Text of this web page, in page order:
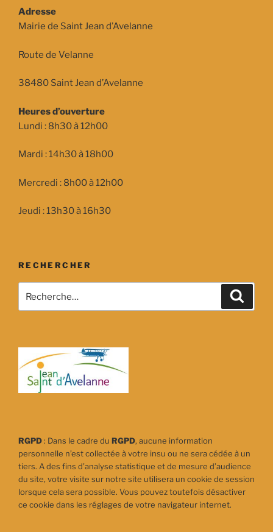
Adresse
Mairie de Saint Jean d’Avelanne
Route de Velanne
38480 Saint Jean d’Avelanne
Heures d’ouverture
Lundi : 8h30 à 12h00
Mardi : 14h30 à 18h00
Mercredi : 8h00 à 12h00
Jeudi : 13h30 à 16h30
RECHERCHER
pour
RGPD: Dans le cadre du RGPD, aucune information
personnelle n’est collectée à votre insu ou ne sera cédée à un
tiers. A des fins d’analyse statistique et de mesure d’audience
du site, votre visite sur notre site utilisera un cookie de session
lorsque cela sera possible. Vous pouvez toutefois désactiver
ce cookie dans les réglages de votre navigateur internet.